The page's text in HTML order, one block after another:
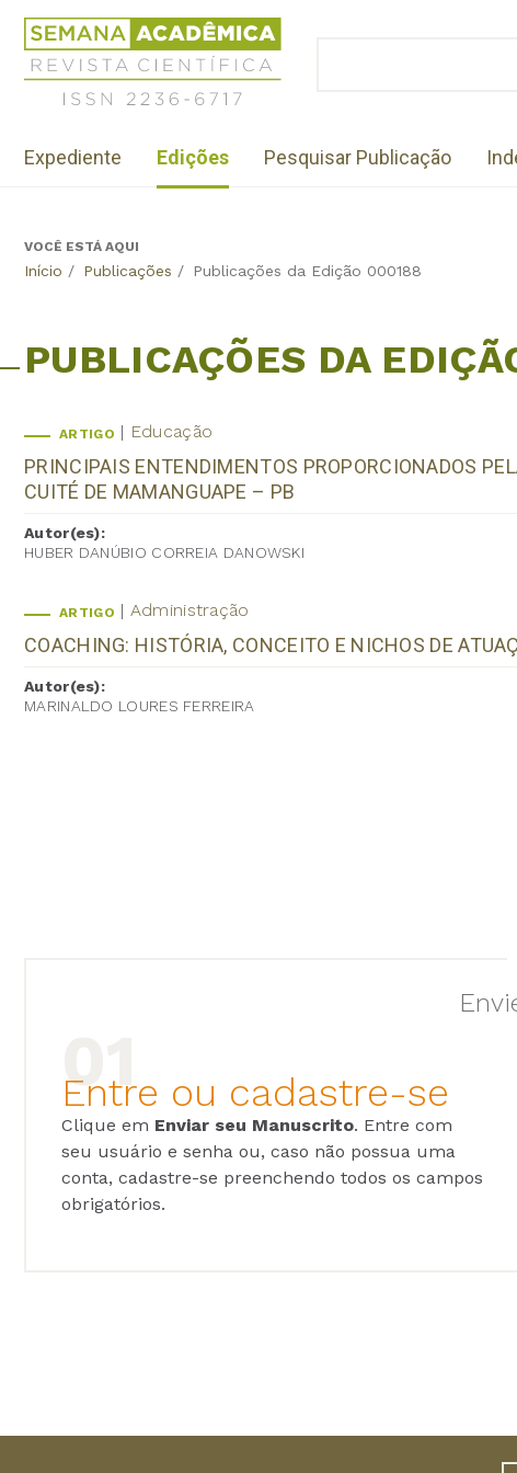
Jump
navigation
Revista
Científica
Semana
Acadêmica
2236-
Menu
institutional
Expediente Edições Pesquisar Publicação
BackVOCÊ ESTÁ AQUI
Início / Publicações / Publicações da Edição 000188
PUBLICAÇÕES DA
ARTIGO Educação
PRINCIPAIS ENTENDIMENTOS PROPORCIONADOS
CUITÉ DE MAMANGUAPE – PB
Autor(es):
HUBER DANÚBIO CORREIA DANOWSKI
ARTIGO Administração
COACHING: HISTÓRIA, CONCEITO E NICHOS DE
Autor(es):
MARINALDO LOURES FERREIRA
Entre ou cadastre-se
Clique em Enviar seu Manuscrito. Entre com
seu usuário e senha ou, caso não possua uma
conta, cadastre-se preenchendo todos os campos
obrigatórios.